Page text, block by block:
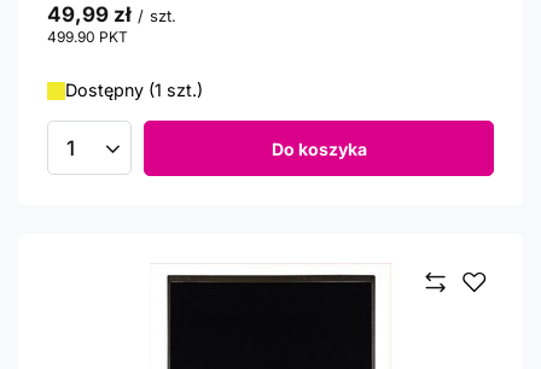
49,99 zł / szt.
499.90 PKT
Dostępny (1 szt.)
Ilość produktów Do koszyka